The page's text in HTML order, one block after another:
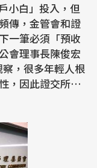
小白」投入，但
傳，金管會和證
一筆必須「預收
會理事長陳俊宏
，很多年輕人根
，因此證交所應